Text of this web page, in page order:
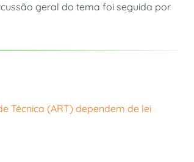
geral do tema foi seguida por
Técnica (ART) dependem de lei